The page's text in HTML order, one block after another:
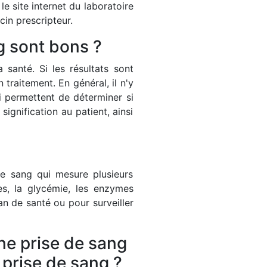
site internet du laboratoire
prescripteur.
sont bons ?
santé. Si les résultats sont
traitement. En général, il n'y
de déterminer si
au patient, ainsi
sang qui mesure plusieurs
la glycémie, les enzymes
de santé ou pour surveiller
prise de sang